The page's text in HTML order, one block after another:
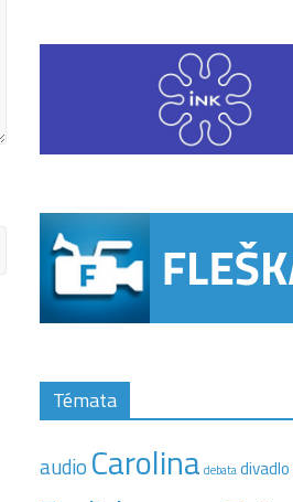
Témata
audio Carolina debatadivadlo